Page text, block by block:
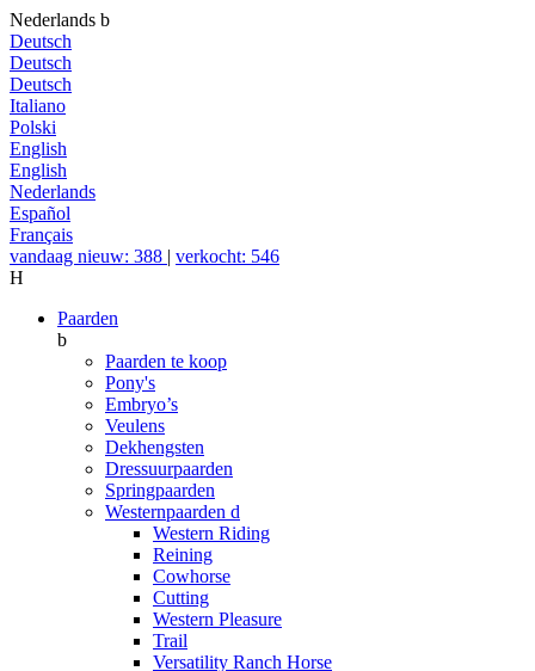
Nederlands b
Deutsch
Deutsch
Deutsch
Italiano
Polski
English
English
Nederlands
Español
Français
vandaag nieuw: 388 | verkocht: 546
H
Paarden
b
Paarden te koop
Pony's
Embryo’s
Veulens
Dekhengsten
Dressuurpaarden
Springpaarden
Westernpaarden d
Western Riding
Reining
Cowhorse
Cutting
Western Pleasure
Trail
Versatility Ranch Horse